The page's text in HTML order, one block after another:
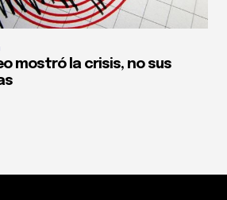
mostró la crisis, no sus